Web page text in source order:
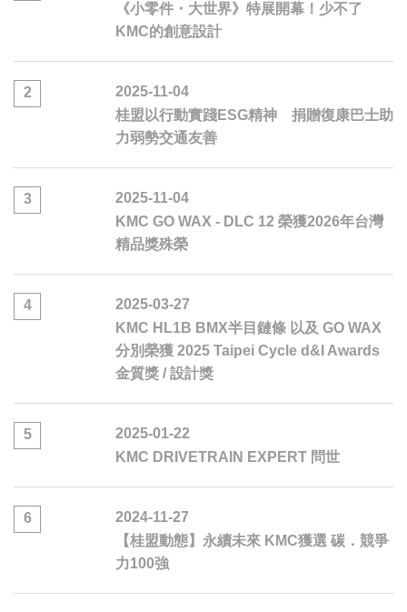
《小零件・大世界》特展開幕！少不了
KMC的創意設計
2
2025-11-04
桂盟以行動實踐ESG精神 捐贈復康巴士助
力弱勢交通友善
3
2025-11-04
KMC GO WAX - DLC 12 榮獲2026年台灣
精品獎殊榮
4
2025-03-27
KMC HL1B BMX半目鏈條 以及 GO WAX
分別榮獲 2025 Taipei Cycle d&I Awards
金質獎 / 設計獎
5
2025-01-22
KMC DRIVETRAIN EXPERT 問世
6
2024-11-27
【桂盟動態】永續未來 KMC獲選 碳．競爭
力100強